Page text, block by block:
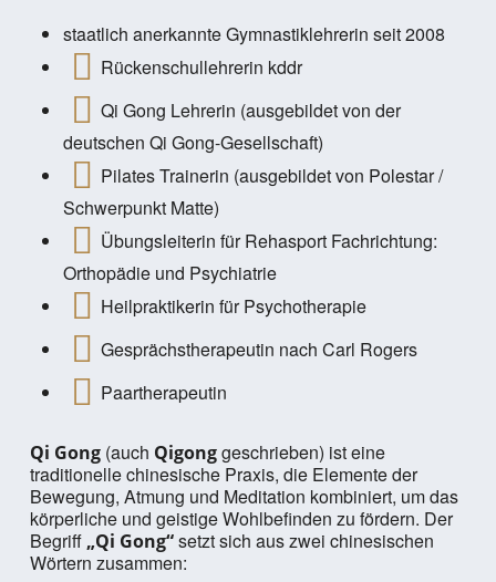
staatlich anerkannte Gymnastiklehrerin seit 2008
Rückenschullehrerin kddr
Qi Gong Lehrerin (ausgebildet von der
deutschen Qi Gong-Gesellschaft)
Pilates Trainerin (ausgebildet von Polestar /
Schwerpunkt Matte)
Übungsleiterin für Rehasport Fachrichtung:
Orthopädie und Psychiatrie
Heilpraktikerin für Psychotherapie
Gesprächstherapeutin nach Carl Rogers
Paartherapeutin
Qi Gong(auch Qigonggeschrieben) ist eine
traditionelle chinesische Praxis, die Elemente der
Bewegung, Atmung und Meditation kombiniert, um das
körperliche und geistige Wohlbefinden zu fördern. Der
Begriff „Qi Gong“setzt sich aus zwei chinesischen
Wörtern zusammen: